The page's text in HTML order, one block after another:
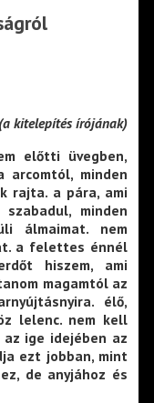
(a kitelepítés írójának)
előtti üvegben,
arcomtól, minden
rajta. a pára, ami
minden
álmaimat. nem
a felettes énnél
hiszem, ami
magamtól az
élő,
lelenc. nem kell
ige idejében az
ezt jobban, mint
de anyjához és